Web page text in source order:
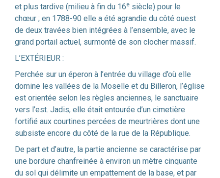
et plus tardive (milieu à fin du 16e siècle) pour le
chœur ; en 1788-90 elle a été agrandie du côté ouest
de deux travées bien intégrées à l’ensemble, avec le
grand portail actuel, surmonté de son clocher massif.
L’EXTÉRIEUR :
Perchée sur un éperon à l’entrée du village d’où elle
domine les vallées de la Moselle et du Billeron, l’église
est orientée selon les règles anciennes, le sanctuaire
vers l’est. Jadis, elle était entourée d’un cimetière
fortifié aux courtines percées de meurtrières dont une
subsiste encore du côté de la rue de la République.
De part et d’autre, la partie ancienne se caractérise par
une bordure chanfreinée à environ un mètre cinquante
du sol qui délimite un empattement de la base, et par